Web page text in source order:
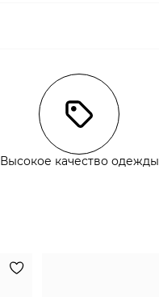
Высокое качество одежды